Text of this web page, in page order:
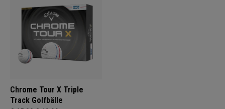
Chrome Tour X Triple
Track Golfbälle